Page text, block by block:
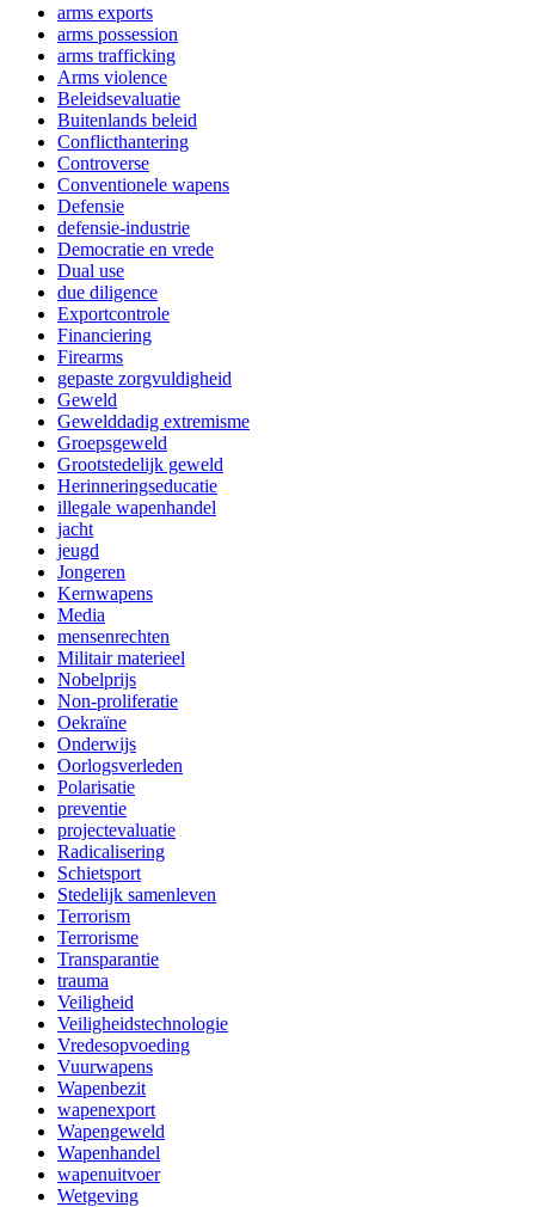
arms exports
arms possession
arms trafficking
Arms violence
Beleidsevaluatie
Buitenlands beleid
Conflicthantering
Controverse
Conventionele wapens
Defensie
defensie-industrie
Democratie en vrede
Dual use
due diligence
Exportcontrole
Financiering
Firearms
gepaste zorgvuldigheid
Geweld
Gewelddadig extremisme
Groepsgeweld
Grootstedelijk geweld
Herinneringseducatie
illegale wapenhandel
jacht
jeugd
Jongeren
Kernwapens
Media
mensenrechten
Militair materieel
Nobelprijs
Non-proliferatie
Oekraïne
Onderwijs
Oorlogsverleden
Polarisatie
preventie
projectevaluatie
Radicalisering
Schietsport
Stedelijk samenleven
Terrorism
Terrorisme
Transparantie
trauma
Veiligheid
Veiligheidstechnologie
Vredesopvoeding
Vuurwapens
Wapenbezit
wapenexport
Wapengeweld
Wapenhandel
wapenuitvoer
Wetgeving